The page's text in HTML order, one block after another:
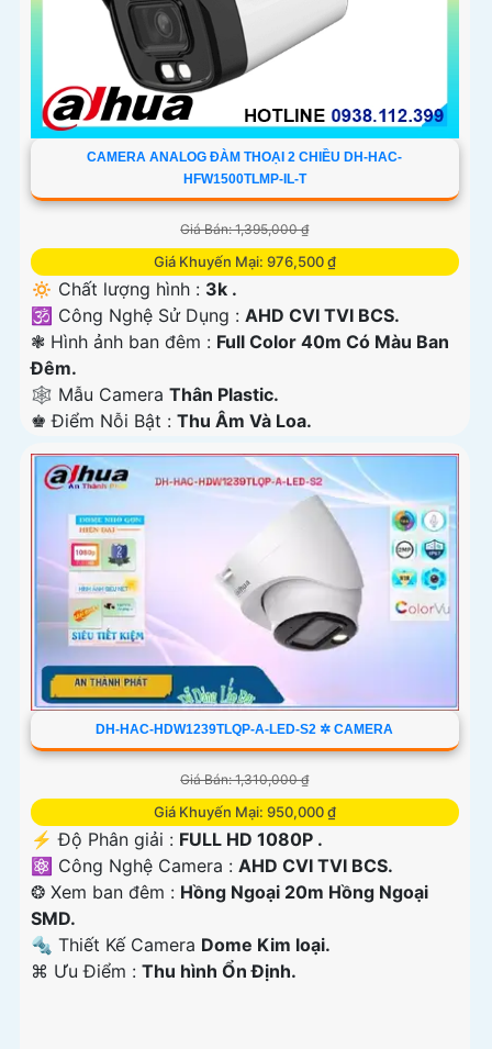
CAMERA ANALOG ĐÀM THOẠI 2 CHIỀU DH-HAC-
HFW1500TLMP-IL-T
Giá Bán: 1,395,000 ₫
Giá Khuyến Mại: 976,500 ₫
🔅 Chất lượng hình : 3k .
🕉️ Công Nghệ Sử Dụng : AHD CVI TVI BCS.
❃ Hình ảnh ban đêm : Full Color 40m Có Màu Ban
Ðêm.
🕸️ Mẫu Camera Thân Plastic.
️♚ Điểm Nỗi Bật : Thu Âm Và Loa.
DH-HAC-HDW1239TLQP-A-LED-S2 ✲ CAMERA
Giá Bán: 1,310,000 ₫
Giá Khuyến Mại: 950,000 ₫
️⚡ Độ Phân giải : FULL HD 1080P .
⚛️ Công Nghệ Camera : AHD CVI TVI BCS.
❂ Xem ban đêm : Hồng Ngoại 20m Hồng Ngoại
SMD.
🔩 Thiết Kế Camera Dome Kim loại.
️⌘ Ưu Điểm : Thu hình Ổn Định.